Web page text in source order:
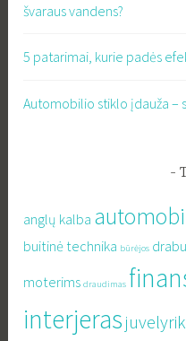
švaraus vandens?
5 patarimai, kurie padės
Automobilio stiklo įdauža –
anglų kalba
buitinė technika būrėjos
moterims draudimas
interjeras